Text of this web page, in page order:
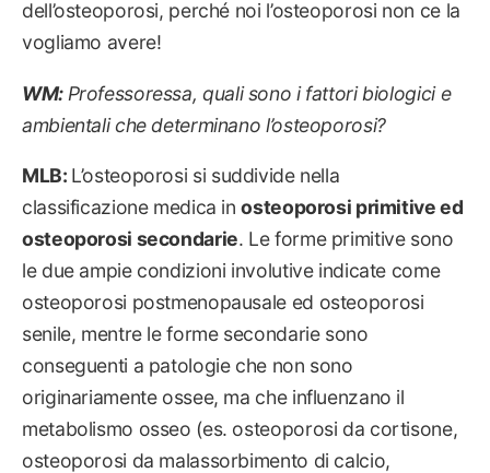
dell’osteoporosi, perché noi l’osteoporosi non ce la
vogliamo avere!
WM: Professoressa, quali sono i fattori biologici e
ambientali che determinano l’osteoporosi?
MLB: L’osteoporosi si suddivide nella
classificazione medica inosteoporosi primitive ed
osteoporosi secondarie. Le forme primitive sono
le due ampie condizioni involutive indicate come
osteoporosi postmenopausale ed osteoporosi
senile, mentre le forme secondarie sono
conseguenti a patologie che non sono
originariamente ossee, ma che influenzano il
metabolismo osseo (es. osteoporosi da cortisone,
osteoporosi da malassorbimento di calcio,